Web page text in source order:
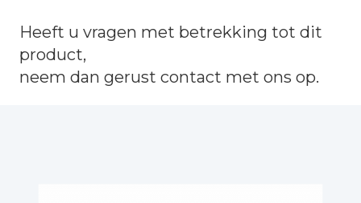
Heeft u vragen met betrekking tot dit
product,
neem dan gerust contact met ons op.